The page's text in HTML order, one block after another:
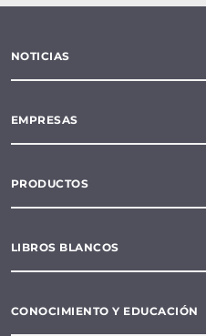
NOTICIAS
EMPRESAS
PRODUCTOS
LIBROS BLANCOS
CONOCIMIENTO Y EDUCACIÓN